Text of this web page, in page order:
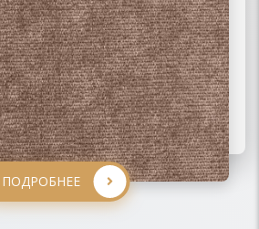
ПОДРОБНЕЕ
ПОДРОБНЕЕ
ПОДРОБНЕЕ